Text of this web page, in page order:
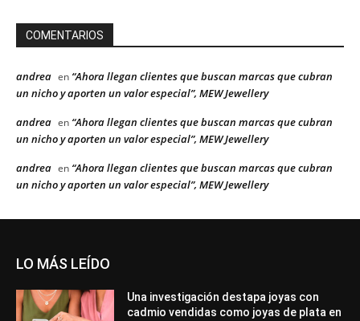
COMENTARIOS
andrea en “Ahora llegan clientes que buscan marcas que cubran
un nicho y aporten un valor especial”, MEW Jewellery
andrea en “Ahora llegan clientes que buscan marcas que cubran
un nicho y aporten un valor especial”, MEW Jewellery
andrea en “Ahora llegan clientes que buscan marcas que cubran
un nicho y aporten un valor especial”, MEW Jewellery
LO MÁS LEÍDO
Una investigación destapa joyas con
cadmio vendidas como joyas de plata en